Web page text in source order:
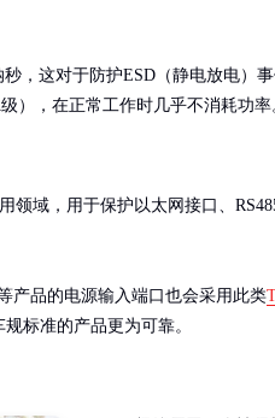
，这对于防护ESD（静电放电
），在正常工作时几乎不消耗功率
领域，用于保护以太网接口、
产品的电源输入端口也会采用此类
标准的产品更为可靠。